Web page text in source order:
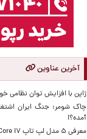
آخرین عناوین
ژاپن با افزایش توان نظامی
چاک شومر: جنگ ایران
آمده؟!
معرفی ۵ مدل لپ تاپ Core i۷ زیر ۲۰۰ میلیون تومان